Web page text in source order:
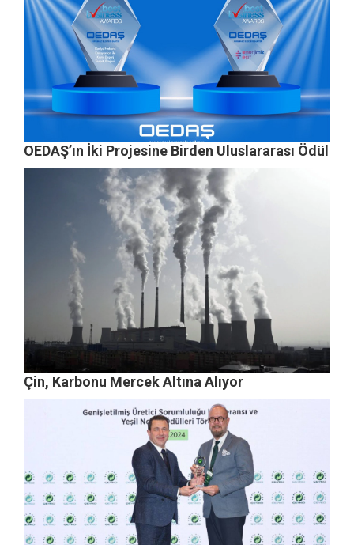
OEDAŞ’ın İki Projesine Birden Uluslararası Ödül
Çin, Karbonu Mercek Altına Alıyor